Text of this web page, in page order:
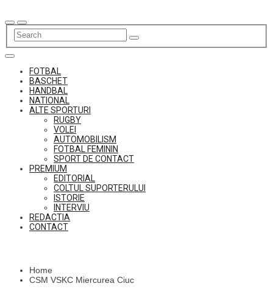
to
content
FOTBAL
BASCHET
HANDBAL
NATIONAL
ALTE SPORTURI
RUGBY
VOLEI
AUTOMOBILISM
FOTBAL FEMININ
SPORT DE CONTACT
PREMIUM
EDITORIAL
COLTUL SUPORTERULUI
ISTORIE
INTERVIU
REDACTIA
CONTACT
Home
CSM VSKC Miercurea Ciuc